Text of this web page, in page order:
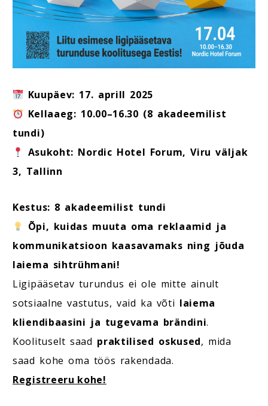
Kuupäev: 17. aprill 2025
Kellaaeg: 10.00–16.30 (8 akadeemilist
tundi)
Asukoht: Nordic Hotel Forum, Viru väljak
3, Tallinn
Kestus: 8 akadeemilist tundi
Õpi, kuidas muuta oma reklaamid ja
kommunikatsioon kaasavamaks ning jõuda
laiema sihtrühmani!
Ligipääsetav turundus ei ole mitte ainult
sotsiaalne vastutus, vaid ka võti laiema
kliendibaasini ja tugevama brändini.
Koolituselt saad praktilised oskused, mida
saad kohe oma töös rakendada.
Registreeru kohe!